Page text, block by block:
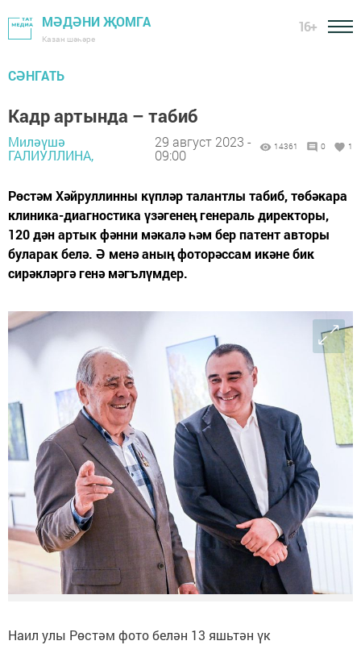
МӘДӘНИ ҖОМГА
Казан шәһәре
16+
СӘНГАТЬ
Кадр артында – табиб
Миләүшә
ГАЛИУЛЛИНА,
29 август 2023 -
09:00
14361 0 1
Рөстәм Хәйруллинны күпләр талантлы табиб, төбәкара
клиника-диаг­ностика үзәгенең генераль директоры,
120 дән артык фәнни мәкалә һәм бер патент авторы
буларак белә. Ә менә аның фоторәссам икәне бик
сирәкләргә генә мәгълүмдер.
Наил улы Рөстәм фото белән 13 яшьтән үк